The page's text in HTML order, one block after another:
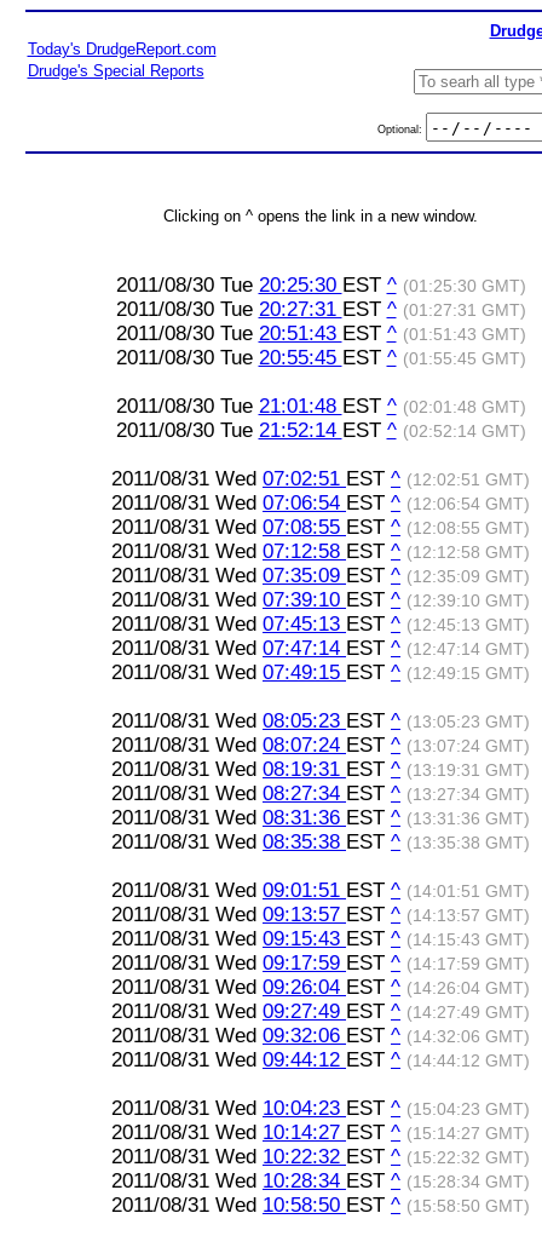
Today's DrudgeReport.com
Drudge's Special Reports
Optional:
Clicking on ^ opens the link in a new window.
2011/08/30 Tue 20:25:30 EST ^ (01:25:30 GMT)
2011/08/30 Tue 20:27:31 EST ^ (01:27:31 GMT)
2011/08/30 Tue 20:51:43 EST ^ (01:51:43 GMT)
2011/08/30 Tue 20:55:45 EST ^ (01:55:45 GMT)
2011/08/30 Tue 21:01:48 EST ^ (02:01:48 GMT)
2011/08/30 Tue 21:52:14 EST ^ (02:52:14 GMT)
2011/08/31 Wed 07:02:51 EST ^ (12:02:51 GMT)
2011/08/31 Wed 07:06:54 EST ^ (12:06:54 GMT)
2011/08/31 Wed 07:08:55 EST ^ (12:08:55 GMT)
2011/08/31 Wed 07:12:58 EST ^ (12:12:58 GMT)
2011/08/31 Wed 07:35:09 EST ^ (12:35:09 GMT)
2011/08/31 Wed 07:39:10 EST ^ (12:39:10 GMT)
2011/08/31 Wed 07:45:13 EST ^ (12:45:13 GMT)
2011/08/31 Wed 07:47:14 EST ^ (12:47:14 GMT)
2011/08/31 Wed 07:49:15 EST ^ (12:49:15 GMT)
2011/08/31 Wed 08:05:23 EST ^ (13:05:23 GMT)
2011/08/31 Wed 08:07:24 EST ^ (13:07:24 GMT)
2011/08/31 Wed 08:19:31 EST ^ (13:19:31 GMT)
2011/08/31 Wed 08:27:34 EST ^ (13:27:34 GMT)
2011/08/31 Wed 08:31:36 EST ^ (13:31:36 GMT)
2011/08/31 Wed 08:35:38 EST ^ (13:35:38 GMT)
2011/08/31 Wed 09:01:51 EST ^ (14:01:51 GMT)
2011/08/31 Wed 09:13:57 EST ^ (14:13:57 GMT)
2011/08/31 Wed 09:15:43 EST ^ (14:15:43 GMT)
2011/08/31 Wed 09:17:59 EST ^ (14:17:59 GMT)
2011/08/31 Wed 09:26:04 EST ^ (14:26:04 GMT)
2011/08/31 Wed 09:27:49 EST ^ (14:27:49 GMT)
2011/08/31 Wed 09:32:06 EST ^ (14:32:06 GMT)
2011/08/31 Wed 09:44:12 EST ^ (14:44:12 GMT)
2011/08/31 Wed 10:04:23 EST ^ (15:04:23 GMT)
2011/08/31 Wed 10:14:27 EST ^ (15:14:27 GMT)
2011/08/31 Wed 10:22:32 EST ^ (15:22:32 GMT)
2011/08/31 Wed 10:28:34 EST ^ (15:28:34 GMT)
2011/08/31 Wed 10:58:50 EST ^ (15:58:50 GMT)